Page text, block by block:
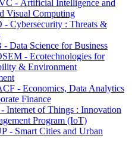
- Artificial Intelligence and
Visual Computing
Cybersecurity : Threats &
Data Science for Business
- Ecotechnologies for
& Environment
- Economics, Data Analytics
Finance
Internet of Things : Innovation
Program (IoT)
- Smart Cities and Urban